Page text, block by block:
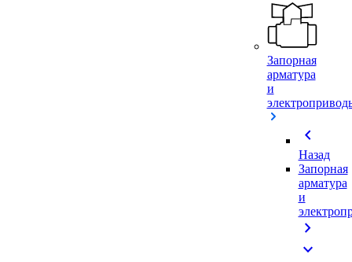
Запорная
арматура
и
chevron_left
Назад
Запорная
арматура
и
chevron_right
expand_more